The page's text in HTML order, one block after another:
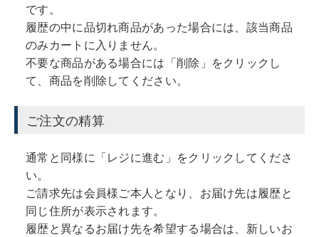
です。
履歴の中に品切れ商品があった場合には、該当商品
のみカートに入りません。
不要な商品がある場合には「削除」をクリックし
て、商品を削除してください。
ご注文の精算
通常と同様に「レジに進む」をクリックしてくださ
い。
ご請求先は会員様ご本人となり、お届け先は履歴と
同じ住所が表示されます。
履歴と異なるお届け先を希望する場合は、新しいお